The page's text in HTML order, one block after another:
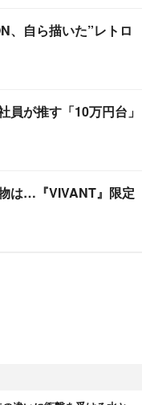
自ら描いた”レトロ
員が推す「10万円台」
は…『VIVANT』限定